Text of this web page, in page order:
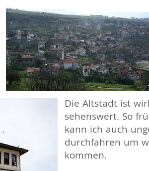
Die Altstadt ist
sehenswert. So
kann ich auch
durchfahren um
kommen.